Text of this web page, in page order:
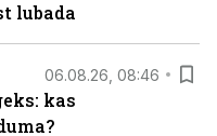
lubada
06.08.26, 08:46
kas